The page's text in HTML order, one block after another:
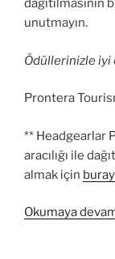
unutmayın.
Ödüllerinizle
Prontera
** Headgearlar
aracılığı ile
almak için
Okumaya